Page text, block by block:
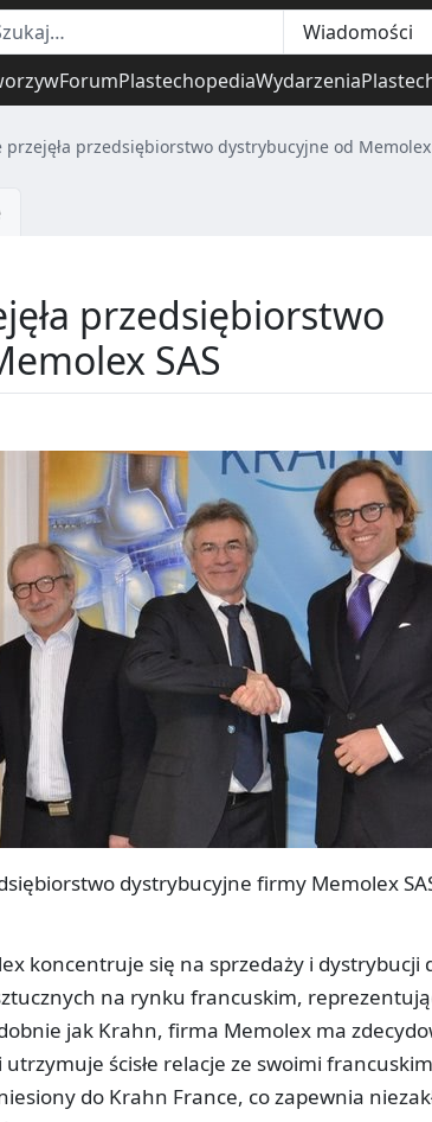
ForumPlastechopediaWydarzenia
przejęła przedsiębiorstwo dystrybucyjne od Memolex
przedsiębiorstwo
SAS
dystrybucyjne firmy Memolex
koncentruje się na sprzedaży i dystrybucji
na rynku francuskim,
jak Krahn, firma Memolex ma
ścisłe relacje ze swoimi
do Krahn France, co zapewnia